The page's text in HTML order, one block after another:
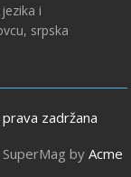
i
srpska
zadržana
by Acme